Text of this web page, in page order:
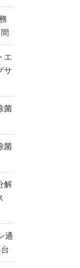
エ
サ
菌
菌
解
通